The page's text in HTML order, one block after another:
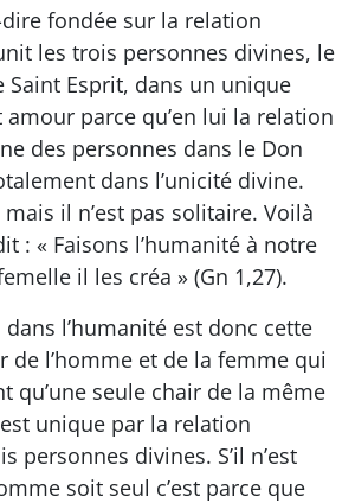
dire fondée sur la relation
les trois personnes divines, le
Saint Esprit, dans un unique
parce qu’en lui la relation
des personnes dans le Don
dans l’unicité divine.
il n’est pas solitaire. Voilà
: « Faisons l’humanité à notre
il les créa » (Gn 1,27).
dans l’humanité est donc cette
de l’homme et de la femme qui
qu’une seule chair de la même
unique par la relation
personnes divines. S’il n’est
soit seul c’est parce que